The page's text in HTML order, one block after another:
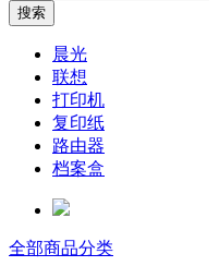
晨光
联想
打印机
复印纸
路由器
档案盒
全部商品分类